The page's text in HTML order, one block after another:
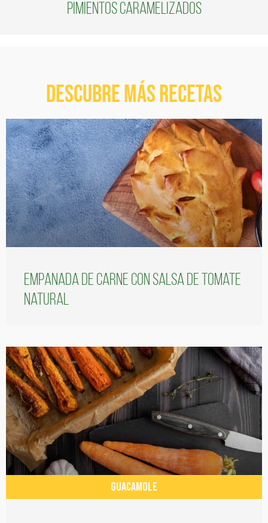
pimientos caramelizados
Descubre más recetas
Empanada de carne con salsa de tomate
natural
GUACAMOLE